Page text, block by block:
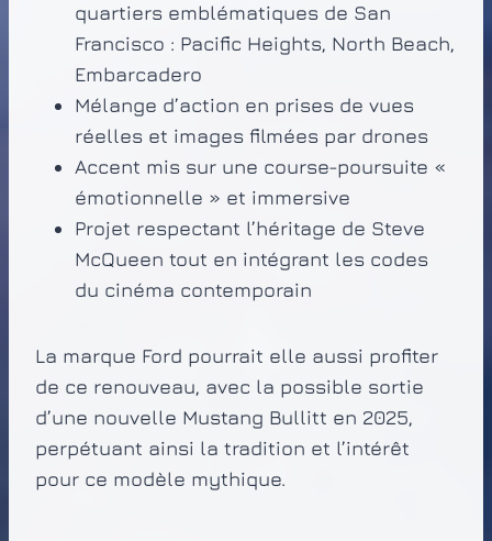
quartiers emblématiques de San
Francisco : Pacific Heights, North Beach,
Embarcadero
Mélange d’action en prises de vues
réelles et images filmées par drones
Accent mis sur une course-poursuite «
émotionnelle » et immersive
Projet respectant l’héritage de Steve
McQueen tout en intégrant les codes
du cinéma contemporain
La marque Ford pourrait elle aussi profiter
de ce renouveau, avec la possible sortie
d’une nouvelle Mustang Bullitt en 2025,
perpétuant ainsi la tradition et l’intérêt
pour ce modèle mythique.